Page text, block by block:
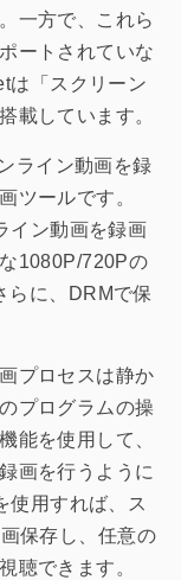
一方で、これら
ートされていな
は「スクリーン
載しています。
ライン動画を録
ツールです。
イン動画を録画
1080P/720Pの
らに、DRMで保
プロセスは静か
プログラムの操
能を使用して、
画を行うように
使用すれば、ス
保存し、任意の
聴できます。